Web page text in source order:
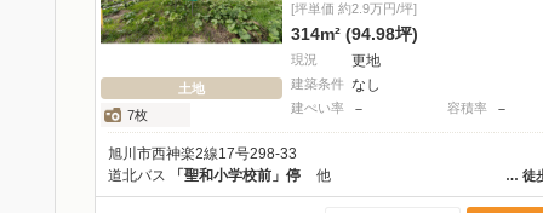
土地
7枚
[坪単価 約2.9万円/坪]
314m² (94.98坪)
現況 更地
建築条件 なし
建ぺい率 － 容積率 －
旭川市西神楽2線17号298-33
… 徒
道北バス 「聖和小学校前」停 他